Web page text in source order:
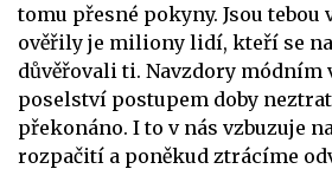
tomu přesné pokyny. Jsou tebou
ověřily je miliony lidí, kteří se
důvěřovali ti. Navzdory módním
poselství postupem doby
překonáno. I to v nás vzbuzuje
rozpačití a poněkud ztrácíme